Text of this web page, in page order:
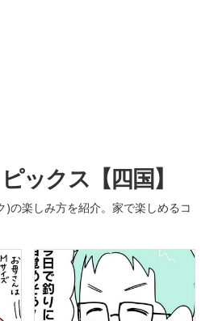
ックス【四国】
の楽しみ方を紹介。家で楽しめるコ